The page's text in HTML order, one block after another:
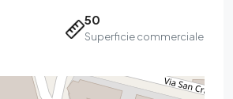
50
Superficie commerciale